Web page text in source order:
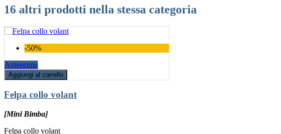
16 altri prodotti nella stessa categoria
-50%
Anteprima
Aggiungi al carrello
Felpa collo volant
[Mini Bimba]
Felpa collo volant